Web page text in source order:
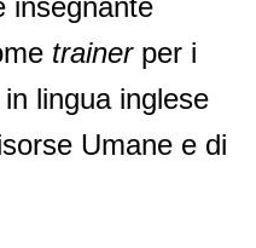
insegnante
trainerper i
lingua inglese
Umane e di